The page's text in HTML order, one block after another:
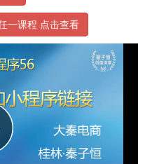
一课程 点击查看